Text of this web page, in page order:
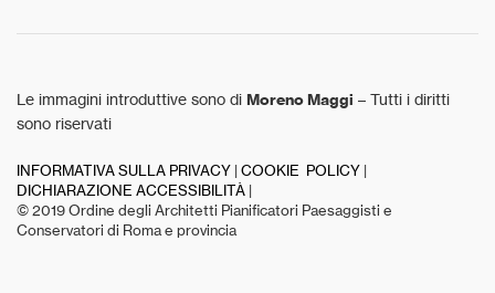
Le immagini introduttive sono di Moreno Maggi – Tutti i diritti
sono riservati
INFORMATIVA SULLA PRIVACY COOKIE POLICY
DICHIARAZIONE ACCESSIBILITÀ
© 2019 Ordine degli Architetti Pianificatori Paesaggisti e
Conservatori di Roma e provincia